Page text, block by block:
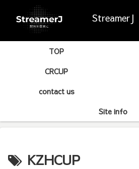
StreamerJ
TOP
CRCUP
contact us
Site info
KZHCUP